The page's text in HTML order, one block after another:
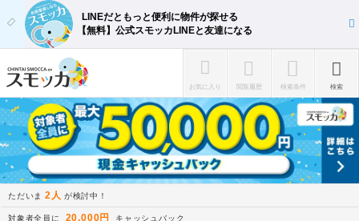
LINEだともっと便利に物件が探せる
【無料】公式スモッカLINEと友達になる
お気に入り 閲覧履歴 検索条件 検索
ただいま 2人 が検討中！
対象者全員に 20,000円 キャッシュバック